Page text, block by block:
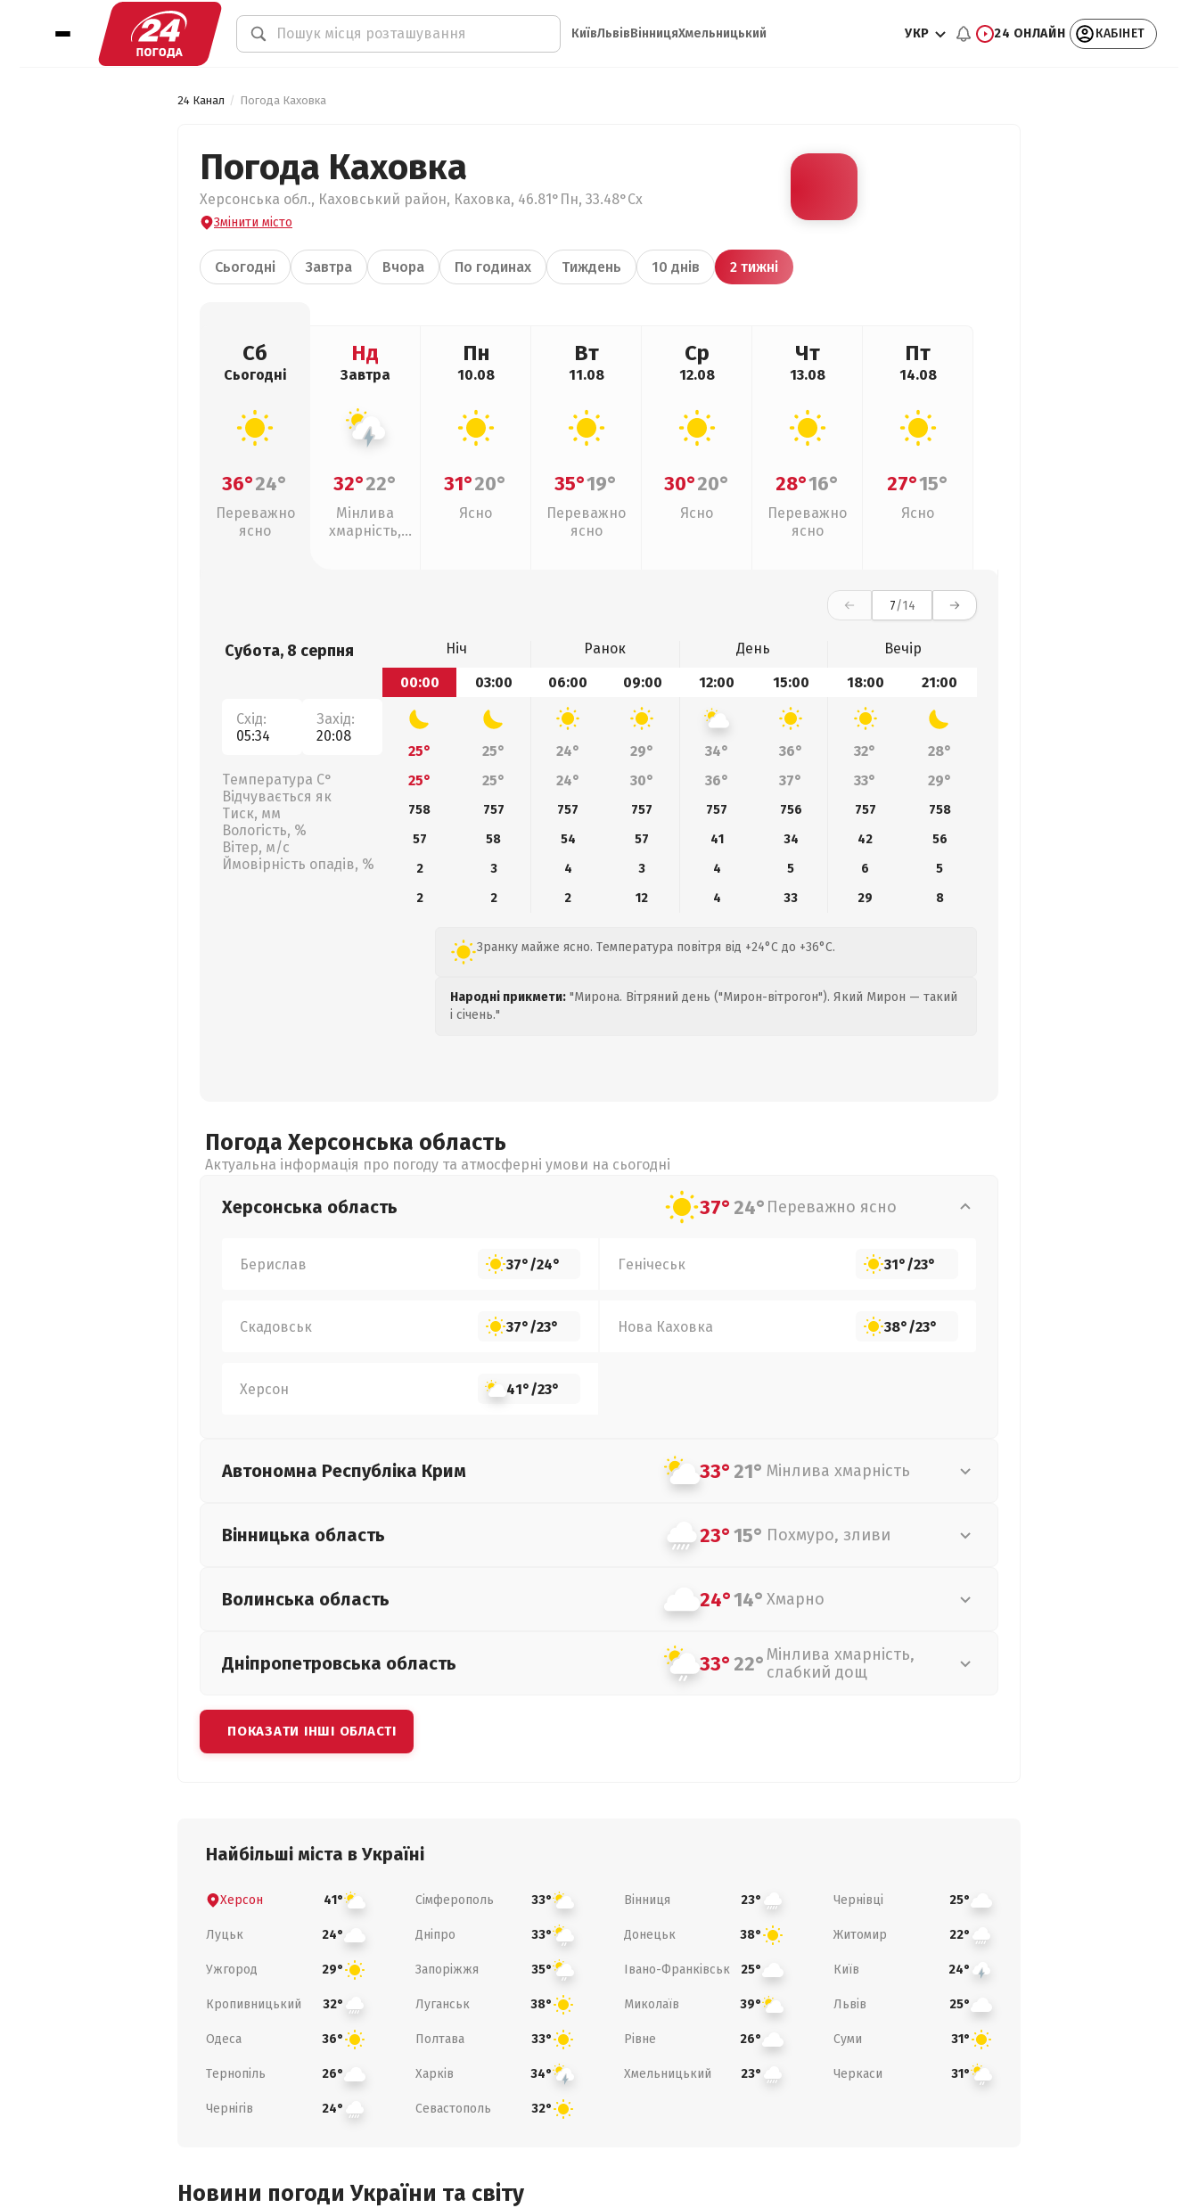
КиївЛьвівВінницяХмельницький УКР 24 ОНЛАЙН КАБІНЕТ
24 Канал Погода Каховка
Погода Каховка
Херсонська обл., Каховський район, Каховка, 46.81°Пн, 33.48°Сх
Змінити місто
Сьогодні Завтра Вчора По годинах Тиждень 10 днів 2 тижні
Сб
Сьогодні
36°24°
Переважно
ясно
Нд
Завтра
32°22°
Мінлива
хмарність,
Пн
10.08
31°20°
Ясно
Вт
11.08
35°19°
Переважно
ясно
Ср
12.08
30°20°
Ясно
Чт
13.08
28°16°
Переважно
ясно
Пт
14.08
27°15°
Ясно
7/14
Субота, 8 серпня
Схід:
05:34
Захід:
20:08
Температура С°
Відчувається як
Тиск, мм
Вологість, %
Вітер, м/с
Ймовірність опадів, %
Ніч Ранок День
Вечір
00:00
03:00 06:00 09:00 12:00 15:00 18:00 21:00
25° 25° 24° 29° 34° 36° 32°
28°
25°
25° 24° 30° 36° 37° 33° 29°
758 757 757 757 757 756 757
758
57
58 54 57 41 34 42
56
2
3 4 3 4 5 6
5
2
2 2 12 4 33 29 8
Зранку майже ясно. Температура повітря від +24°C до +36°C.
Народні прикмети: "Мирона. Вітряний день ("Мирон-вітрогон"). Який Мирон — такий
і січень."
Погода Херсонська область
Актуальна інформація про погоду та атмосферні умови на сьогодні
Херсонська область 37°24° Переважно ясно
Берислав 37°/24° Генічеськ 31°/23°
Скадовськ 37°/23° Нова Каховка 38°/23°
Херсон 41°/23°
Автономна Республіка Крим 33°21° Мінлива хмарність
Вінницька область 23°15° Похмуро, зливи
Волинська область 24°14° Хмарно
Дніпропетровська область 33°22°Мінлива хмарність,
слабкий дощ
ПОКАЗАТИ ІНШІ ОБЛАСТІ
Найбільші міста в Україні
Херсон 41° Сімферополь 33° Вінниця 23° Чернівці 25°
Луцьк 24° Дніпро 33° Донецьк 38° Житомир 22°
Ужгород 29° Запоріжжя 35° Івано-Франківськ 25° Київ 24°
Кропивницький 32° Луганськ 38° Миколаїв 39° Львів 25°
Одеса 36° Полтава 33° Рівне 26° Суми 31°
Тернопіль 26° Харків 34° Хмельницький 23° Черкаси 31°
Чернігів 24° Севастополь 32°
Новини погоди України та світу